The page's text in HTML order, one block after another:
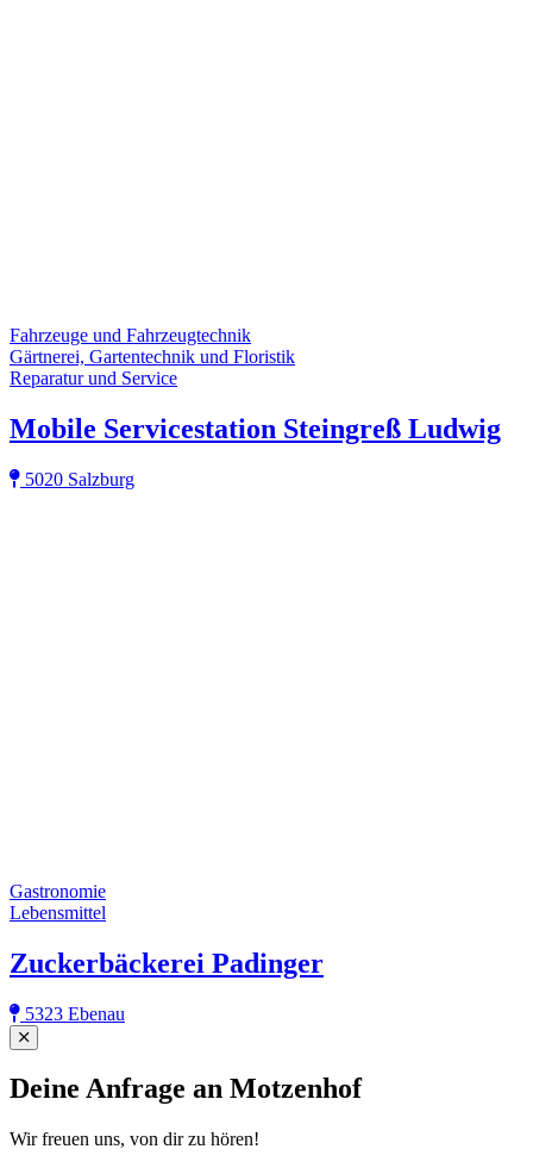
Fahrzeuge und Fahrzeugtechnik
Gärtnerei, Gartentechnik und Floristik
Reparatur und Service
Mobile Servicestation Steingreß Ludwig
5020 Salzburg
Gastronomie
Lebensmittel
Zuckerbäckerei Padinger
5323 Ebenau
Close
Deine Anfrage an Motzenhof
Wir freuen uns, von dir zu hören!